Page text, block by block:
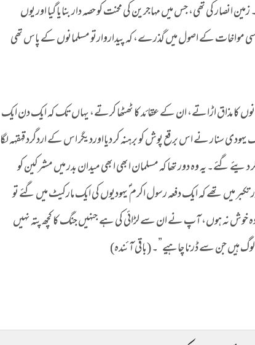
انصار کی تھی، جس میں مہاجرین کی محنت کو حصہ دار بنایا گیا اور یوں
مواخات کے اصول میں گذرے، کہ پیداروارتو مسلمانوں کے پاس تھی
کا مذاق اڑاتے، ان کے عقائد کا ٹھٹھا کرتے، یہاں تک کہ ایک دن ایک
سنار نے اس برقع پوش کو برہنہ کر دیااوردیگر اس کے اردگرد قہقہہ لگا
گئے۔ یہ وہ دور تھا کہ مسلمان ابھی ابھی میدان بدر میں مشرکین کو
تھے کہ ایک دفعہ رسول اکرم ؐ یہودیوں کی ایک مارکیٹ میں گئے تو
نہ ہوں، آپ نے ان سے لڑائی کی ہے جنہیں جنگ کا کچھ پتہ نہیں
لوگ ہیں جن سے ڈرنا چاہیے”۔ (باقی آئندہ)